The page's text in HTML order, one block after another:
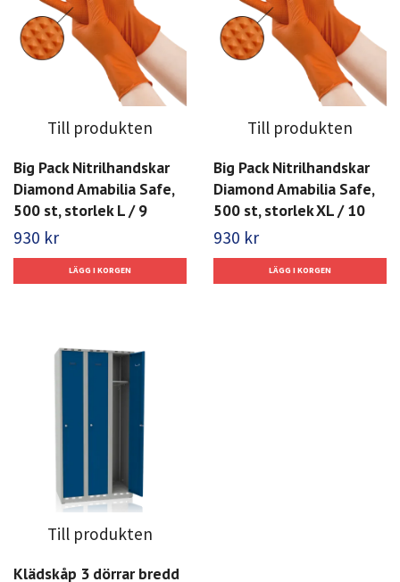
Till produkten
Big Pack Nitrilhandskar
Diamond Amabilia Safe,
500 st, storlek L / 9
930 kr
Till produkten
Big Pack Nitrilhandskar
Diamond Amabilia Safe,
500 st, storlek XL / 10
930 kr
Till produkten
Klädskåp 3 dörrar bredd